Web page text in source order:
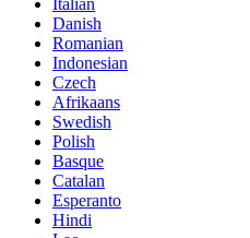
Indonesian
Czech
Afrikaans
Swedish
Polish
Basque
Catalan
Esperanto
Hindi
Lao
Albanian
Amharic